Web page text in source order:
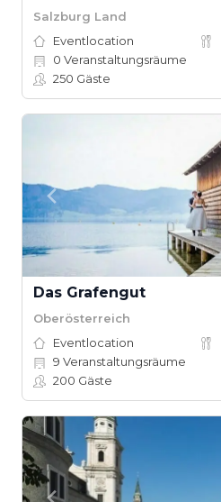
Salzburg Land
Eventlocation
0 Veranstaltungsräume
250 Gäste
Das Grafengut
Oberösterreich
Eventlocation
9 Veranstaltungsräume
200 Gäste